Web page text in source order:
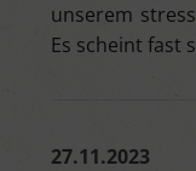
unserem
Es scheint fast
27.11.2023